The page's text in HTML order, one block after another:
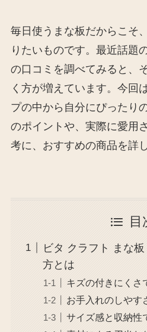
毎日使うまな板だからこそ
りたいものです。最近話題
の口コミを調べてみると、
く方が増えています。今回
プの中から自分にぴったり
のポイントや、実際に愛用
考に、おすすめの商品を詳
目
ビタ クラフト まな
方とは
キズの付きにくさ
お手入れのしやす
サイズ感と収納性